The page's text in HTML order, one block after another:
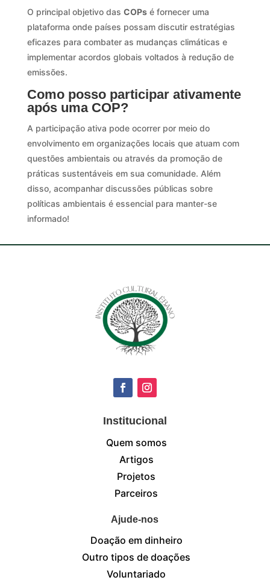
O principal objetivo das COPsé fornecer uma
plataforma onde países possam discutir estratégias
eficazes para combater as mudanças climáticas e
implementar acordos globais voltados à redução de
emissões.
Como posso participar ativamente
após uma COP?
A participação ativa pode ocorrer por meio do
envolvimento em organizações locais que atuam com
questões ambientais ou através da promoção de
práticas sustentáveis em sua comunidade. Além
disso, acompanhar discussões públicas sobre
políticas ambientais é essencial para manter-se
informado!
Institucional
Quem somos
Artigos
Projetos
Parceiros
Ajude-nos
Doação em dinheiro
Outro tipos de doações
Voluntariado